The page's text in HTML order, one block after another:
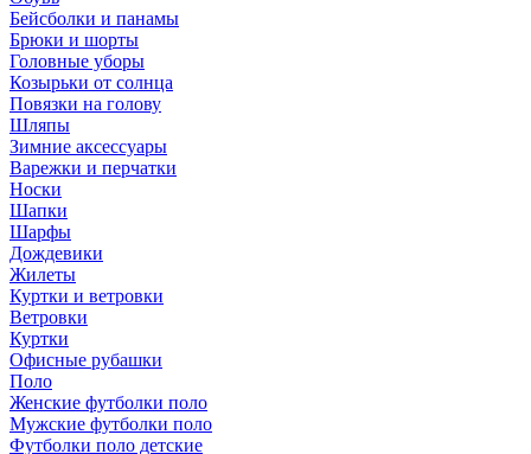
Бейсболки и панамы
Брюки и шорты
Головные уборы
Козырьки от солнца
Повязки на голову
Шляпы
Зимние аксессуары
Варежки и перчатки
Носки
Шапки
Шарфы
Дождевики
Жилеты
Куртки и ветровки
Ветровки
Куртки
Офисные рубашки
Поло
Женские футболки поло
Мужские футболки поло
Футболки поло детские